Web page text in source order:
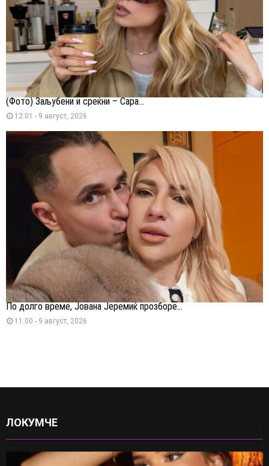
(Фото) Заљубени и среќни – Сара...
12:01 - 9 август, 2026
По долго време, Јована Јеремиќ прозборе...
11:00 - 9 август, 2026
ЛОКУМЧЕ